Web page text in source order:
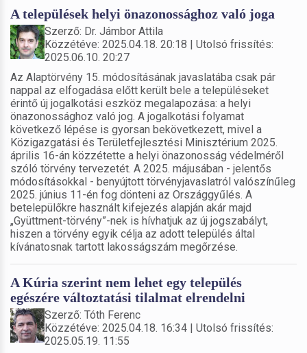
A települések helyi önazonossághoz való joga
Szerző: Dr. Jámbor Attila
Közzétéve: 2025.04.18. 20:18 | Utolsó frissítés:
2025.06.10. 20:27
Az Alaptörvény 15. módosításának javaslatába csak pár
nappal az elfogadása előtt került bele a településeket
érintő új jogalkotási eszköz megalapozása: a helyi
önazonossághoz való jog. A jogalkotási folyamat
következő lépése is gyorsan bekövetkezett, mivel a
Közigazgatási és Területfejlesztési Minisztérium 2025.
április 16-án közzétette a helyi önazonosság védelméről
szóló törvény tervezetét. A 2025. májusában - jelentős
módosításokkal - benyújtott törvényjavaslatról valószínűleg
2025. június 11-én fog dönteni az Országgyűlés. A
betelepülőkre használt kifejezés alapján akár majd
„Gyüttment-törvény”-nek is hívhatjuk az új jogszabályt,
hiszen a törvény egyik célja az adott település által
kívánatosnak tartott lakosságszám megőrzése.
A Kúria szerint nem lehet egy település
egészére változtatási tilalmat elrendelni
Szerző: Tóth Ferenc
Közzétéve: 2025.04.18. 16:34 | Utolsó frissítés:
2025.05.19. 11:55